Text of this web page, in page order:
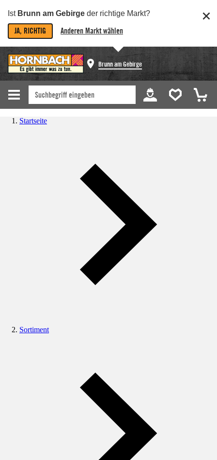
Ist Brunn am Gebirge der richtige Markt?
JA, RICHTIG Anderen Markt wählen
Brunn am Gebirge
Startseite
Sortiment